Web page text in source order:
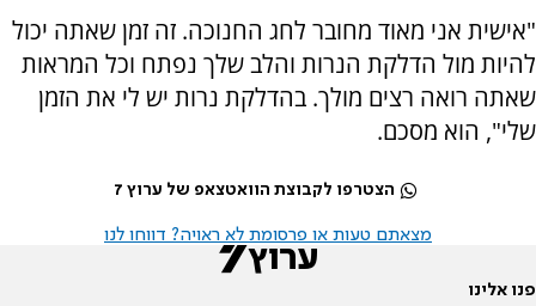
"אישית אני מאוד מחובר לחג החנוכה. זה זמן שאתה יכול
להיות מול הדלקת הנרות והלב שלך נפתח וכל המראות
שאתה רואה רצים מולך. בהדלקת נרות יש לי את הזמן
שלי", הוא מסכם.
הצטרפו לקבוצת הוואטצאפ של ערוץ 7
מצאתם טעות או פרסומת לא ראויה? דווחו לנו
פנו אלינו